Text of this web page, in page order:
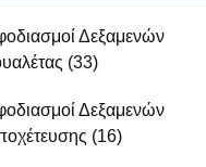
Δεξαμενών
(33)
Δεξαμενών
(16)